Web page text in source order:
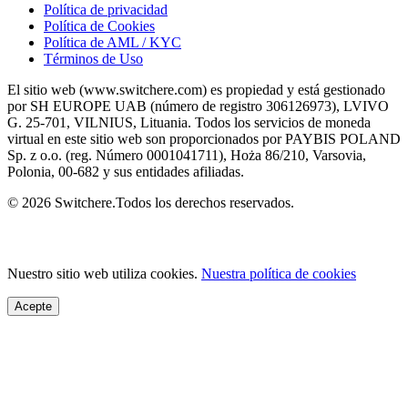
Política de privacidad
Política de Cookies
Política de AML / KYC
Términos de Uso
El sitio web (www.switchere.com) es propiedad y está gestionado
por SH EUROPE UAB (número de registro 306126973), LVIVO
G. 25-701, VILNIUS, Lituania. Todos los servicios de moneda
virtual en este sitio web son proporcionados por PAYBIS POLAND
Sp. z o.o. (reg. Número 0001041711), Hoża 86/210, Varsovia,
Polonia, 00-682 y sus entidades afiliadas.
© 2026 Switchere.Todos los derechos reservados.
Nuestro sitio web utiliza cookies. Nuestra política de cookies
Acepte